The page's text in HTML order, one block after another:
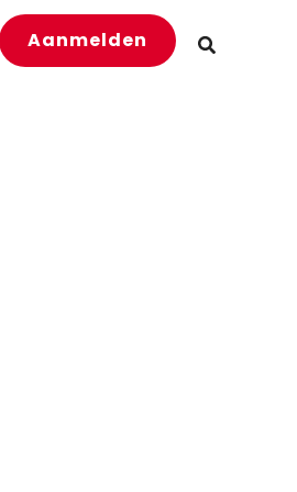
Aanmelden Zoeken